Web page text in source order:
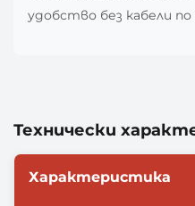
удобство без кабели
Технически
Характеристика